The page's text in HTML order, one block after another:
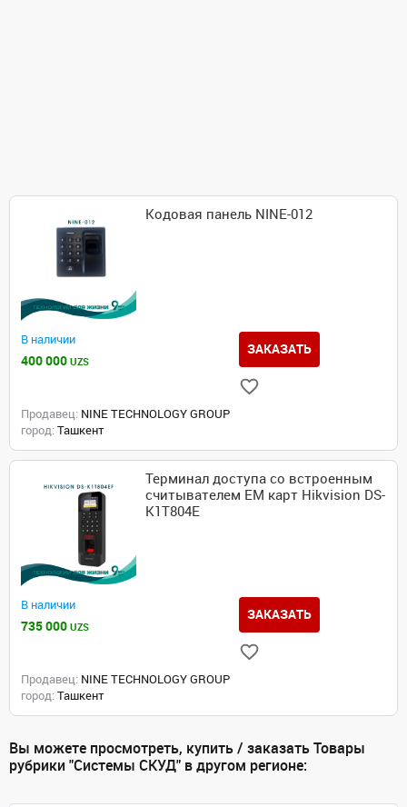
Кодовая панель NINE-012
В наличии
400 000 UZS
ЗАКАЗАТЬ
Продавец: NINE TECHNOLOGY GROUP
город: Ташкент
Терминал доступа со встроенным
считывателем EM карт Hikvision DS-
K1T804E
В наличии
735 000 UZS
ЗАКАЗАТЬ
Продавец: NINE TECHNOLOGY GROUP
город: Ташкент
Вы можете просмотреть, купить / заказать Товары
рубрики "Системы СКУД" в другом регионе: